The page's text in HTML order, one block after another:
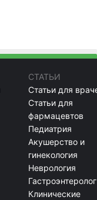
СТАТЬИ
Статьи для
Статьи для
фармацевтов
Педиатрия
Акушерство и
гинекология
Неврология
Клинические